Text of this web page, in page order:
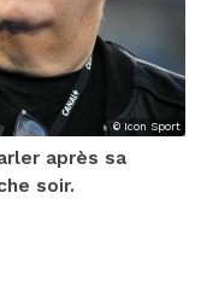
© Icon Sport
après sa
soir.